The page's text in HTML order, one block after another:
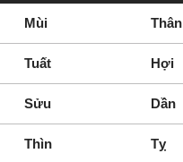
Mùi Thân
Tuất Hợi
Sửu Dần
Thìn Tỵ